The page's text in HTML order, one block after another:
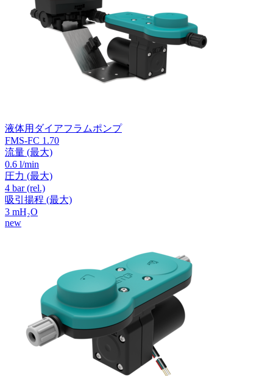
液体用ダイアフラムポンプ
FMS-FC 1.70
流量 (最大)
0.6 l/min
圧力 (最大)
4 bar (rel.)
吸引揚程 (最大)
3 mH₂O
new